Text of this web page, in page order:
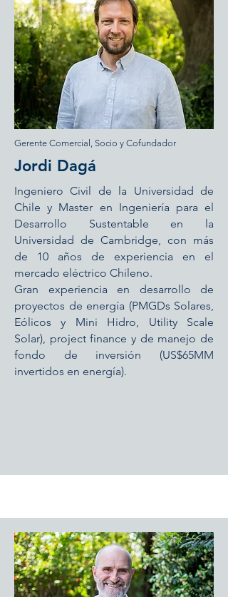
Gerente Comercial, Socio y Cofundador
Jordi Dagá
Ingeniero Civil de la Universidad de
Chile y Master en Ingeniería para el
Desarrollo Sustentable en la
Universidad de Cambridge, con más
de 10 años de experiencia en el
mercado eléctrico Chileno.
Gran experiencia en desarrollo de
proyectos de energía (PMGDs Solares,
Eólicos y Mini Hidro, Utility Scale
Solar), project finance y de manejo de
fondo de inversión (US$65MM
invertidos en energía).